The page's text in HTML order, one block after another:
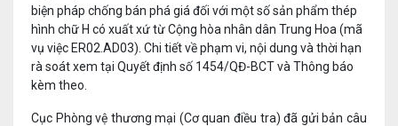
biện pháp chống bán phá giá đối với một số sản phẩm thép
hình chữ H có xuất xứ từ Cộng hòa nhân dân Trung Hoa (mã
vụ việc ER02.AD03). Chi tiết về phạm vi, nội dung và thời hạn
rà soát xem tại Quyết định số 1454/QĐ-BCT và Thông báo
kèm theo.
Cục Phòng vệ thương mại (Cơ quan điều tra) đã gửi bản câu